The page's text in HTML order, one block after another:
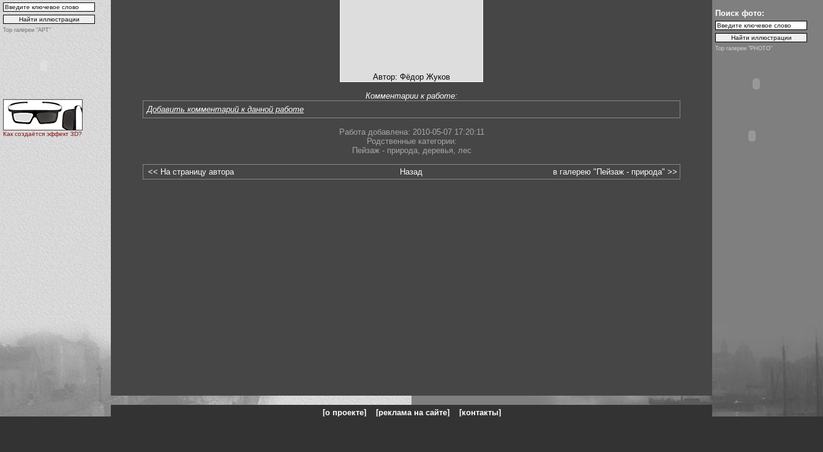
Top галереи "АРТ"
Как создаётся эффект 3D?
Автор: Фёдор Жуков
Комментарии к работе:
Добавить комментарий к данной работе
Работа добавлена: 2010-05-07 17:20:11
Родственные категории:
Пейзаж - природа, деревья, лес
<< На страницу автора Назад в галерею "Пейзаж - природа" >>
Поиск фото:
Top галереи "PHOTO"
[о проекте] [реклама на сайте] [контакты]